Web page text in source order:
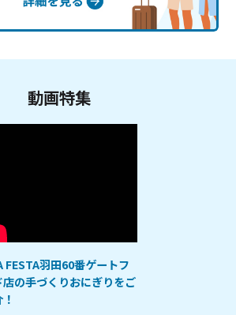
動画特集
FESTA羽田60番ゲートフ
店の手づくりおにぎりをご